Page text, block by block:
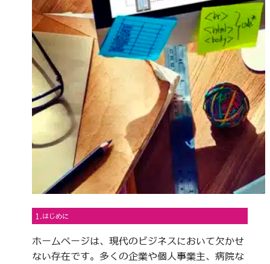
1.はじめに
ホームページは、現代のビジネスにおいて欠かせ
ない存在です。多くの企業や個人事業主、病院な